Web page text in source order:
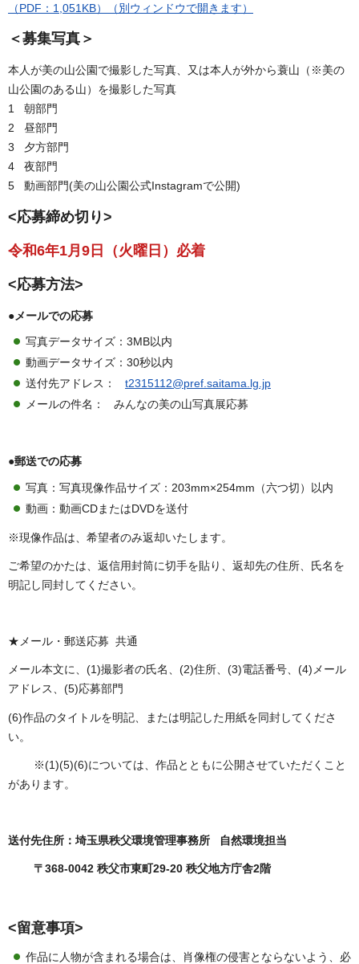
（PDF：1,051KB）（別ウィンドウで開きます）
＜募集写真＞
本人が美の山公園で撮影した写真、又は本人が外から蓑山（※美の
山公園のある山）を撮影した写真
1 朝部門
2 昼部門
3 夕方部門
4 夜部門
5 動画部門(美の山公園公式Instagramで公開)
<応募締め切り>
令和6年1月9日（火曜日）必着
<応募方法>
●メールでの応募
写真データサイズ：3MB以内
動画データサイズ：30秒以内
送付先アドレス： t2315112@pref.saitama.lg.jp
メールの件名： みんなの美の山写真展応募
●郵送での応募
写真：写真現像作品サイズ：203mm×254mm（六つ切）以内
動画：動画CDまたはDVDを送付
※現像作品は、希望者のみ返却いたします。
ご希望のかたは、返信用封筒に切手を貼り、返却先の住所、氏名を
明記し同封してください。
★メール・郵送応募 共通
メール本文に、(1)撮影者の氏名、(2)住所、(3)電話番号、(4)メール
アドレス、(5)応募部門
(6)作品のタイトルを明記、または明記した用紙を同封してくださ
い。
※(1)(5)(6)については、作品とともに公開させていただくこと
があります。
送付先住所：埼玉県秩父環境管理事務所 自然環境担当
〒368-0042 秩父市東町29-20 秩父地方庁舎2階
<留意事項>
作品に人物が含まれる場合は、肖像権の侵害とならないよう、必